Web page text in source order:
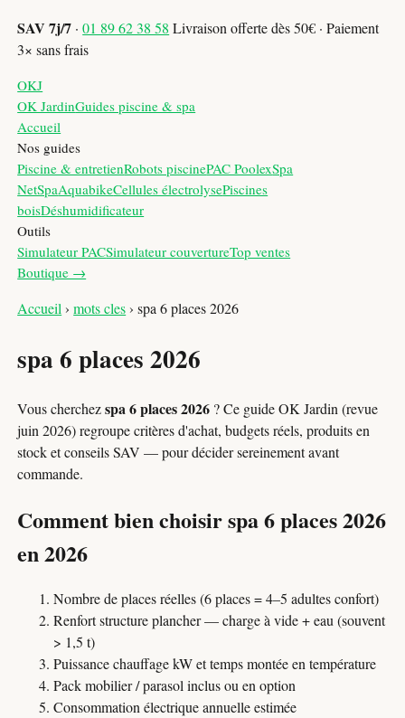
SAV 7j/7 ·01 89 62 38 58 Livraison offerte dès 50€ · Paiement
3× sans frais
OKJ
OK JardinGuides piscine & spa
Accueil
Nos guides
Piscine & entretienRobots piscinePAC PoolexSpa
NetSpaAquabikeCellules électrolysePiscines
boisDéshumidificateur
Outils
Simulateur PACSimulateur couvertureTop ventes
Boutique →
Accueil ›mots cles›spa 6 places 2026
spa 6 places 2026
Vous cherchezspa 6 places 2026 ? Ce guide OK Jardin (revue
juin 2026) regroupe critères d'achat, budgets réels, produits en
stock et conseils SAV — pour décider sereinement avant
commande.
Comment bien choisir spa 6 places 2026
en 2026
Nombre de places réelles (6 places = 4–5 adultes confort)
Renfort structure plancher — charge à vide + eau (souvent
> 1,5 t)
Puissance chauffage kW et temps montée en température
Pack mobilier / parasol inclus ou en option
Consommation électrique annuelle estimée